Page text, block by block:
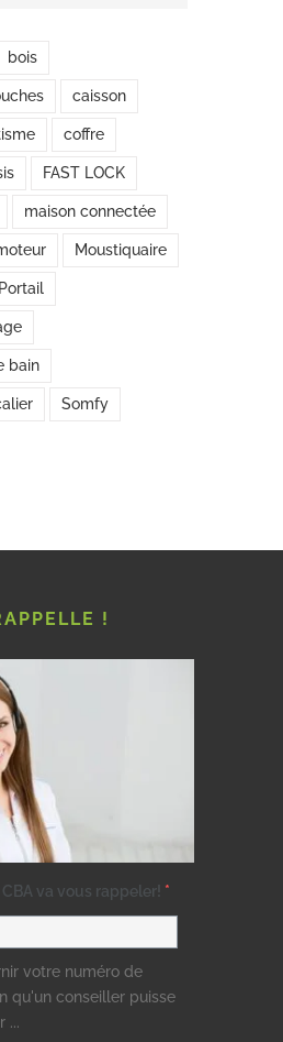
bois
caisson
coffre
FAST LOCK
maison connectée
Moustiquaire
Portail
bain
Somfy
!
va vous rappeler! *
votre numéro de
qu'un conseiller puisse
...